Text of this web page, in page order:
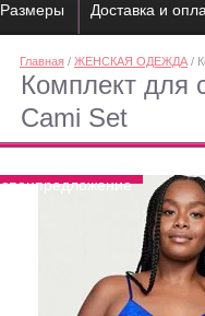
Размеры Доставка и
Главная / ЖЕНСКАЯ ОДЕЖДА /
Комплект для
Cami Set
спецпредложение